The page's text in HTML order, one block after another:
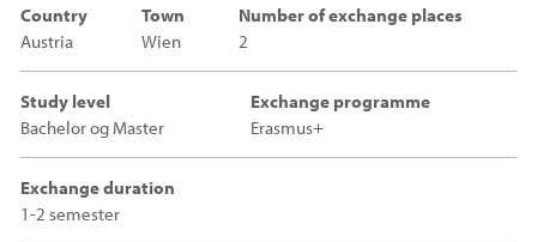
Country
Austria
Town
Wien
Number of exchange places
2
Study level
Bachelor og Master
Exchange programme
Erasmus+
Exchange duration
1-2 semester